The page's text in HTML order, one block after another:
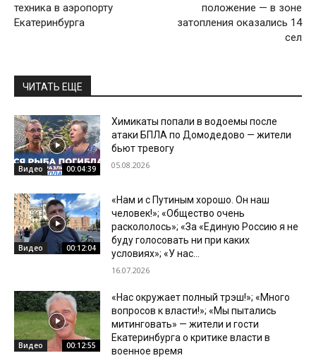
техника в аэропорту
Екатеринбурга
положение — в зоне
затопления оказались 14
сел
ЧИТАТЬ ЕЩЕ
Видео 00:04:39
Химикаты попали в водоемы после
атаки БПЛА по Домодедово — жители
бьют тревогу
05.08.2026
Видео 00:12:04
«Нам и с Путиным хорошо. Он наш
человек!»; «Общество очень
раскололось»; «За «Единую Россию я не
буду голосовать ни при каких
условиях»; «У нас...
16.07.2026
Видео 00:12:55
«Нас окружает полный трэш!»; «Много
вопросов к власти!»; «Мы пытались
митинговать» — жители и гости
Екатеринбурга о критике власти в
военное время